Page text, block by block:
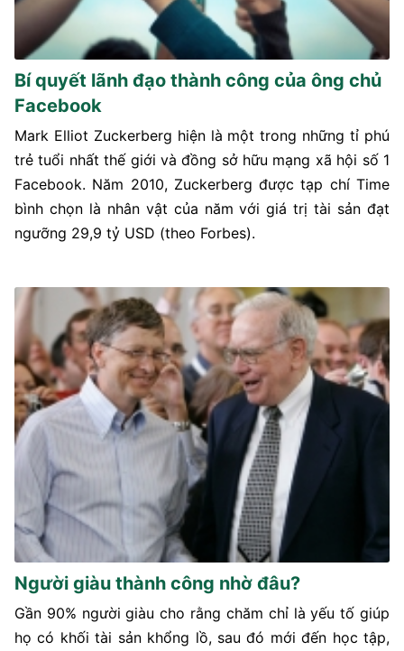
Bí quyết lãnh đạo thành công của ông chủ
Facebook
Mark Elliot Zuckerberg hiện là một trong những tỉ phú
trẻ tuổi nhất thế giới và đồng sở hữu mạng xã hội số 1
Facebook. Năm 2010, Zuckerberg được tạp chí Time
bình chọn là nhân vật của năm với giá trị tài sản đạt
ngưỡng 29,9 tỷ USD (theo Forbes).
Người giàu thành công nhờ đâu?
Gần 90% người giàu cho rằng chăm chỉ là yếu tố giúp
họ có khối tài sản khổng lồ, sau đó mới đến học tập,